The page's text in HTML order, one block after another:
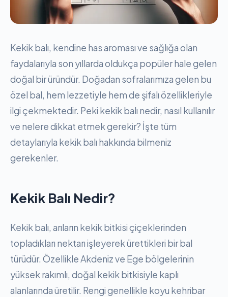
Kekik balı, kendine has aroması ve sağlığa olan
faydalarıyla son yıllarda oldukça popüler hale gelen
doğal bir üründür. Doğadan sofralarımıza gelen bu
özel bal, hem lezzetiyle hem de şifalı özellikleriyle
ilgi çekmektedir. Peki kekik balı nedir, nasıl kullanılır
ve nelere dikkat etmek gerekir? İşte tüm
detaylarıyla kekik balı hakkında bilmeniz
gerekenler.
Kekik Balı Nedir?
Kekik balı, arıların kekik bitkisi çiçeklerinden
topladıkları nektarı işleyerek ürettikleri bir bal
türüdür. Özellikle Akdeniz ve Ege bölgelerinin
yüksek rakımlı, doğal kekik bitkisiyle kaplı
alanlarında üretilir. Rengi genellikle koyu kehribar